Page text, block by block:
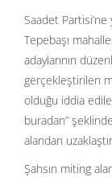
Saadet Partisi’ne
Tepebaşı
adaylarının
gerçekleştirilen
olduğu iddia
buradan”
alandan
Şahsın miting